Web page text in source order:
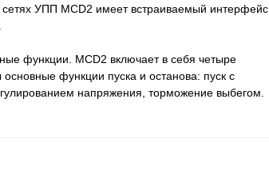
УПП MCD2 имеет встраиваемый интерфейс
функции. MCD2 включает в себя четыре
функции пуска и останова: пуск с
напряжения, торможение выбегом.